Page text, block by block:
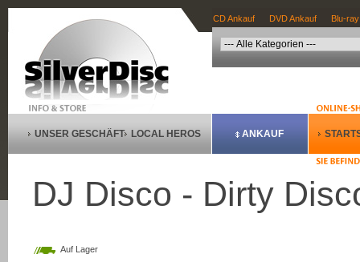
CD Ankauf DVD Ankauf Blu-
UNSER GESCHÄFT LOCAL HEROS ANKAUF
DJ Disco - Dirty
Auf Lager